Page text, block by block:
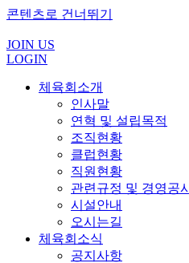
콘텐츠로 건너뛰기
JOIN US
LOGIN
체육회소개
인사말
연혁 및 설립목적
조직현황
클럽현황
직원현황
관련규정 및 경영공시
시설안내
오시는길
체육회소식
공지사항